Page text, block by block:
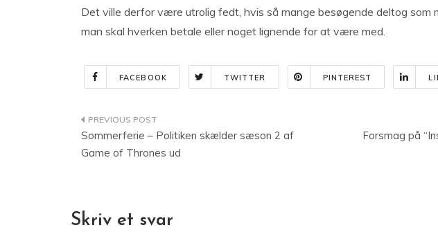
Det ville derfor være utrolig fedt, hvis så mange besøgende deltog som
man skal hverken betale eller noget lignende for at være med.
FACEBOOK TWITTER PINTEREST
Indlægsnavigation
Sommerferie – Politiken skælder sæson 2 af
Game of Thrones ud
Forsmag på
Skriv et svar